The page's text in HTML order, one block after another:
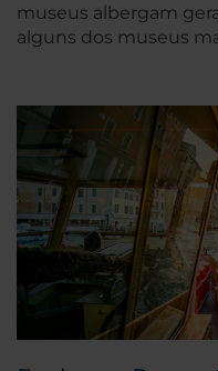
museus albergam
alguns dos museus